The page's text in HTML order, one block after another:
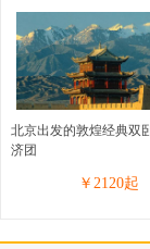
北京出发的敦煌经典双
济团
￥ 2120起